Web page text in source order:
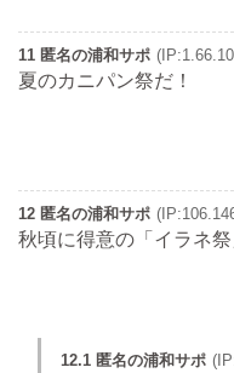
11 匿名の浦和サポ
夏のカニパン祭だ！
12 匿名の浦和サポ
秋頃に得意の「イラネ
12.1 匿名の浦和サポ